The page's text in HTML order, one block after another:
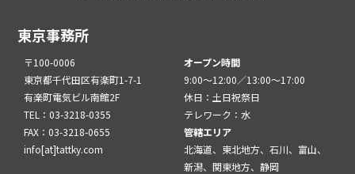
東京事務所
〒100-0006
東京都千代田区有楽町1-7-1
有楽町電気ビル南館2F
TEL：03-3218-0355
FAX：03-3218-0655
info[at]tattky.com
オープン時間
9:00～12:00／13:00～17:00
休日：土日祝祭日
テレワーク：水
管轄エリア
北海道、東北地方、石川、富山、
新潟、関東地方、静岡